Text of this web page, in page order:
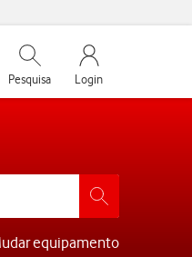
de compras
Pesquisar
Pesquisa
My Vodafone
Login
equipamento